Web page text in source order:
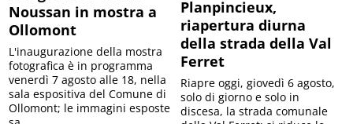
Noussan in mostra a
Ollomont
L'inaugurazione della mostra
fotografica è in programma
venerdì 7 agosto alle 18, nella
sala espositiva del Comune di
Ollomont; le immagini esposte
Planpincieux,
riapertura diurna
della strada della Val
Ferret
Riapre oggi, giovedì 6 agosto,
solo di giorno e solo in
discesa, la strada comunale